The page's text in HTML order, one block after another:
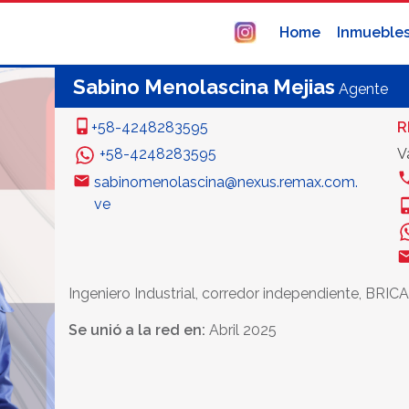
Home
Sabino Menolascina Mejias Agente
+58-4248283595
+58-4248283595
sabinomenolascina@nexus.remax.com.
ve
Ingeniero Industrial, corredor independiente,
Se unió a la red en: Abril 2025